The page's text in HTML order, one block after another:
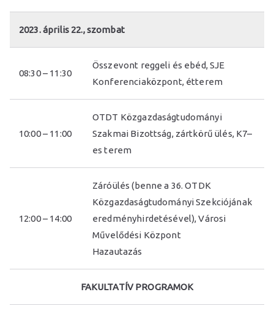
2023. április 22., szombat
08:30 – 11:30
Összevont reggeli és ebéd, SJE
Konferenciaközpont, étterem
10:00 – 11:00
OTDT Közgazdaságtudományi
Szakmai Bizottság, zártkörű ülés, K7–
es terem
12:00 – 14:00
Záróülés (benne a 36. OTDK
Közgazdaságtudományi Szekciójának
eredményhirdetésével), Városi
Művelődési Központ
Hazautazás
FAKULTATÍV PROGRAMOK